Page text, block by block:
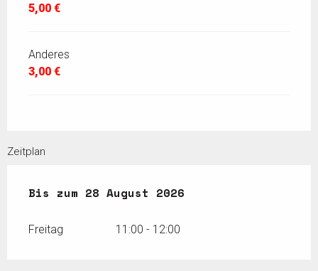
5,00 €
Anderes
3,00 €
Zeitplan
vom 17 Juli 2026 bis zum
Bis zum 28 August 2026
Freitag 11:00 - 12:00